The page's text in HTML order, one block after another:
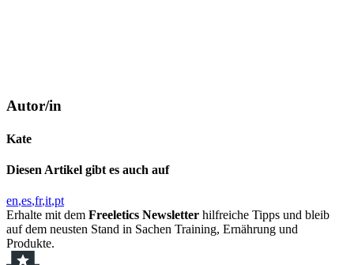
Autor/in
Kate
Diesen Artikel gibt es auch auf
en es fr it pt
Erhalte mit dem Freeletics Newsletter hilfreiche Tipps und bleib
auf dem neusten Stand in Sachen Training, Ernährung und
Produkte.